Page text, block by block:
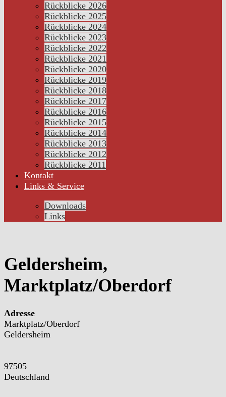
Rückblicke 2026
Rückblicke 2025
Rückblicke 2024
Rückblicke 2023
Rückblicke 2022
Rückblicke 2021
Rückblicke 2020
Rückblicke 2019
Rückblicke 2018
Rückblicke 2017
Rückblicke 2016
Rückblicke 2015
Rückblicke 2014
Rückblicke 2013
Rückblicke 2012
Rückblicke 2011
Kontakt
Links & Service
Downloads
Links
Geldersheim,
Marktplatz/Oberdorf
Adresse
Marktplatz/Oberdorf
Geldersheim
97505
Deutschland